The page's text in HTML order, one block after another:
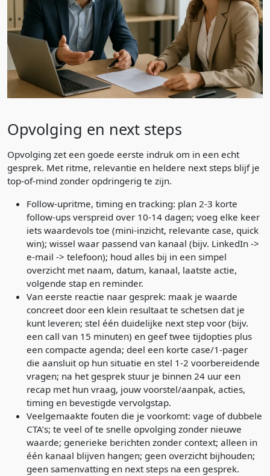
Opvolging en next steps
Opvolging zet een goede eerste indruk om in een echt
gesprek. Met ritme, relevantie en heldere next steps blijf je
top-of-mind zonder opdringerig te zijn.
Follow-upritme, timing en tracking: plan 2-3 korte
follow-ups verspreid over 10-14 dagen; voeg elke keer
iets waardevols toe (mini-inzicht, relevante case, quick
win); wissel waar passend van kanaal (bijv. LinkedIn ->
e-mail -> telefoon); houd alles bij in een simpel
overzicht met naam, datum, kanaal, laatste actie,
volgende stap en reminder.
Van eerste reactie naar gesprek: maak je waarde
concreet door een klein resultaat te schetsen dat je
kunt leveren; stel één duidelijke next step voor (bijv.
een call van 15 minuten) en geef twee tijdopties plus
een compacte agenda; deel een korte case/1-pager
die aansluit op hun situatie en stel 1-2 voorbereidende
vragen; na het gesprek stuur je binnen 24 uur een
recap met hun vraag, jouw voorstel/aanpak, acties,
timing en bevestigde vervolgstap.
Veelgemaakte fouten die je voorkomt: vage of dubbele
CTA’s; te veel of te snelle opvolging zonder nieuwe
waarde; generieke berichten zonder context; alleen in
één kanaal blijven hangen; geen overzicht bijhouden;
geen samenvatting en next steps na een gesprek.